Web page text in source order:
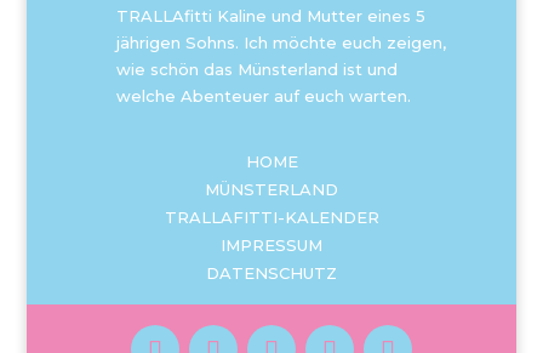
TRALLAfitti Kaline und Mutter eines 5
jährigen Sohns. Ich möchte euch zeigen,
wie schön das Münsterland ist und
welche Abenteuer auf euch warten.
HOME
MÜNSTERLAND
TRALLAFITTI-KALENDER
IMPRESSUM
DATENSCHUTZ